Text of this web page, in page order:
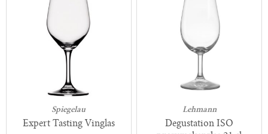
Spiegelau
Expert Tasting Vinglas
Lehmann
Degustation ISO